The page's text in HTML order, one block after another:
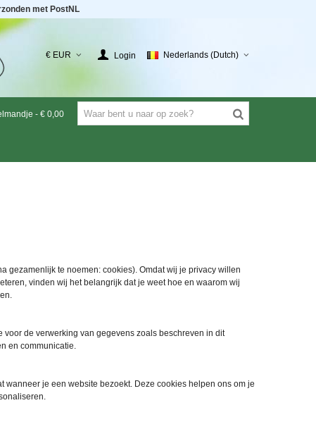
met PostNL
€ EUR Login Nederlands (Dutch)
- € 0,00
gezamenlijk te noemen: cookies). Omdat wij je privacy willen
vinden wij het belangrijk dat je weet hoe en waarom wij
de verwerking van gegevens zoals beschreven in dit
en communicatie.
je een website bezoekt. Deze cookies helpen ons om je